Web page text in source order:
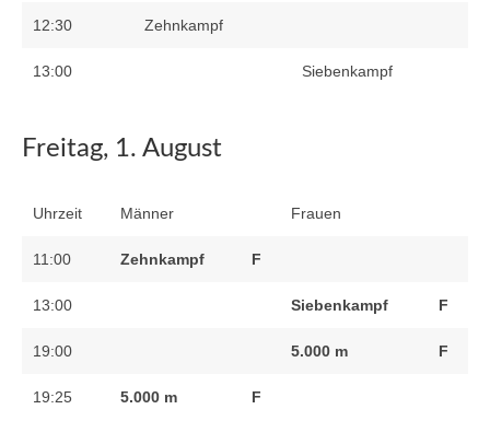
12:30 Zehnkampf
13:00 Siebenkampf
Freitag, 1. August
Uhrzeit Männer Frauen
11:00 Zehnkampf F
13:00 Siebenkampf F
19:00 5.000 m F
19:25 5.000 m F